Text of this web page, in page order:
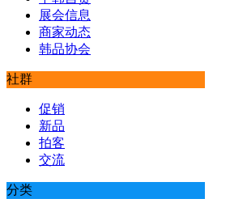
展会信息
商家动态
韩品协会
社群
促销
新品
拍客
交流
分类